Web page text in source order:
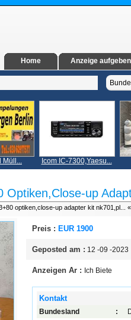
Home Anzeige aufgeben
Müll... Icom IC-7300,Yaesu...
up
optiken,close-up adapter kit nk701,pl... «
Preis : EUR 1900
Geposted am : 12 -09 -2023
Anzeigen Ar : Ich Biete
Kontakt
Bundesland :